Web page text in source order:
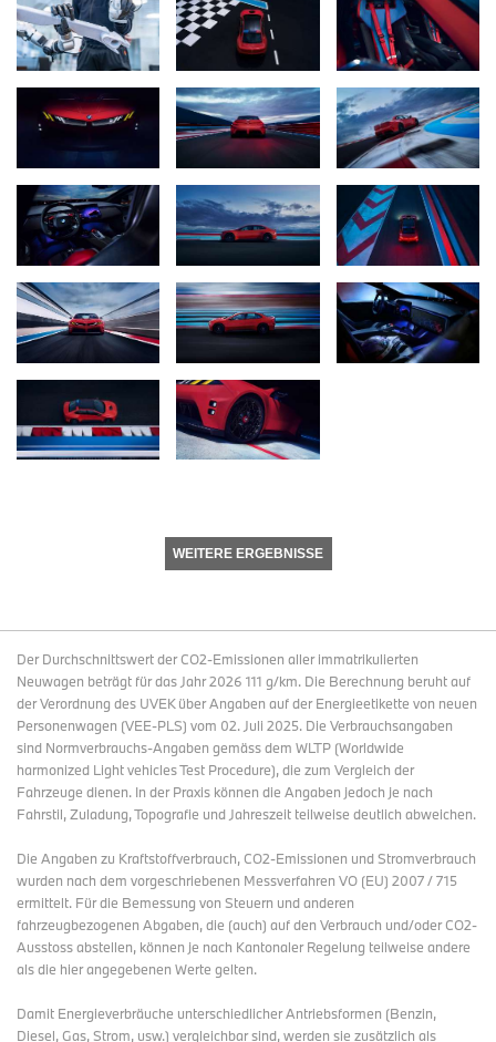
WEITERE ERGEBNISSE
Der Durchschnittswert der CO2-Emissionen aller immatrikulierten
Neuwagen beträgt für das Jahr 2026 111 g/km. Die Berechnung beruht auf
der Verordnung des UVEK über Angaben auf der Energieetikette von neuen
Personenwagen (VEE-PLS) vom 02. Juli 2025. Die Verbrauchsangaben
sind Normverbrauchs-Angaben gemäss dem WLTP (Worldwide
harmonized Light vehicles Test Procedure), die zum Vergleich der
Fahrzeuge dienen. In der Praxis können die Angaben jedoch je nach
Fahrstil, Zuladung, Topografie und Jahreszeit teilweise deutlich abweichen.
Die Angaben zu Kraftstoffverbrauch, CO2-Emissionen und Stromverbrauch
wurden nach dem vorgeschriebenen Messverfahren VO (EU) 2007 / 715
ermittelt. Für die Bemessung von Steuern und anderen
fahrzeugbezogenen Abgaben, die (auch) auf den Verbrauch und/oder CO2-
Ausstoss abstellen, können je nach Kantonaler Regelung teilweise andere
als die hier angegebenen Werte gelten.
Damit Energieverbräuche unterschiedlicher Antriebsformen (Benzin,
Diesel, Gas, Strom, usw.) vergleichbar sind, werden sie zusätzlich als